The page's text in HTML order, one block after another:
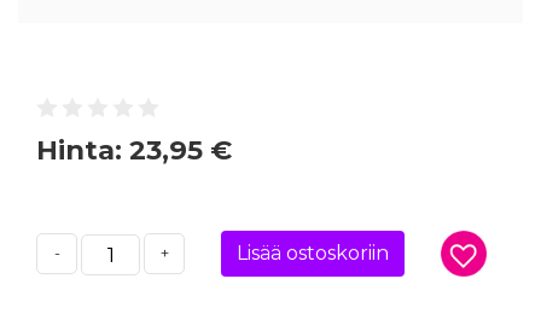
Hinta: 23,95 €
- + Lisää ostoskoriin